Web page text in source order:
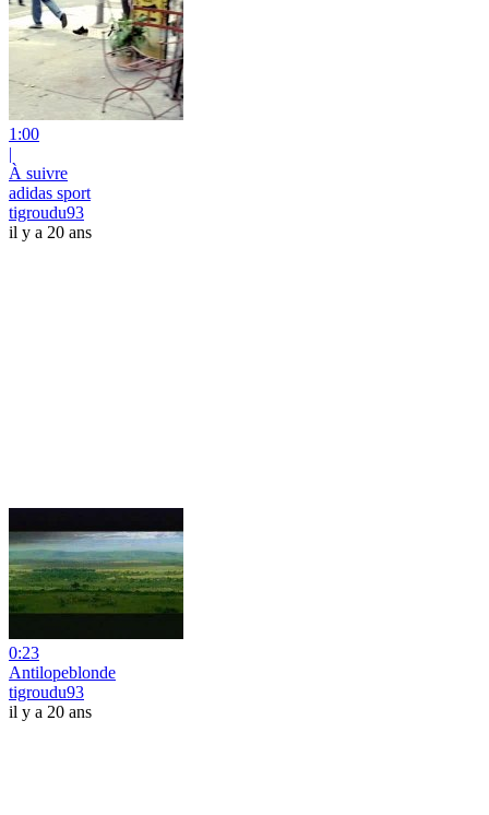
1:00
|
À suivre
adidas sport
tigroudu93
il y a 20 ans
0:23
Antilopeblonde
tigroudu93
il y a 20 ans